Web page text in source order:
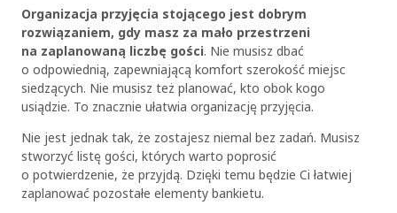
Organizacja przyjęcia stojącego jest dobrym
rozwiązaniem, gdy masz za mało przestrzeni
na zaplanowaną liczbę gości. Nie musisz dbać
o odpowiednią, zapewniającą komfort szerokość miejsc
siedzących. Nie musisz też planować, kto obok kogo
usiądzie. To znacznie ułatwia organizację przyjęcia.
Nie jest jednak tak, że zostajesz niemal bez zadań. Musisz
stworzyć listę gości, których warto poprosić
o potwierdzenie, że przyjdą. Dzięki temu będzie Ci łatwiej
zaplanować pozostałe elementy bankietu.